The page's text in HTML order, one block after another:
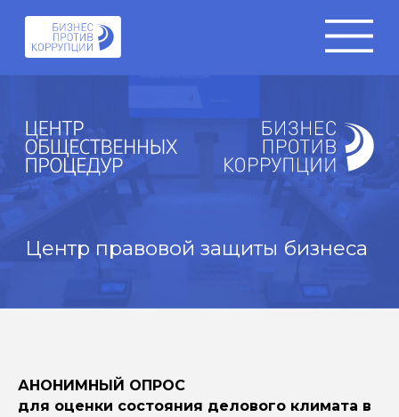
Центр правовой защиты бизнеса
АНОНИМНЫЙ ОПРОС
для оценки состояния делового климата в